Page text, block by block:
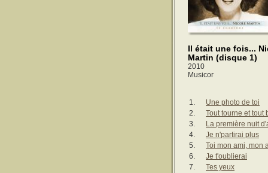
Il était une fois...
Martin (disque 1)
2010
Musicor
1.
Une photo de toi
2.
Tout tourne et tout
3.
La première nuit
4.
Je n'partirai plus
5.
Toi mon ami, mon
6.
Je t'oublierai
7.
Tes yeux